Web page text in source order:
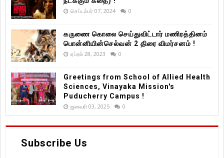
செப்டம்பர் 07, 2024 0
கருணை கொலை செய்துவிட்டார் மணிரத்தினம்
பொன்னியின்செல்வன் 2 திரை விமர்சனம் !
ஏப்ரல் 28, 2023 0
Greetings from School of Allied Health
Sciences, Vinayaka Mission's
Puducherry Campus !
ஜனவரி 03, 2025 0
Subscribe Us